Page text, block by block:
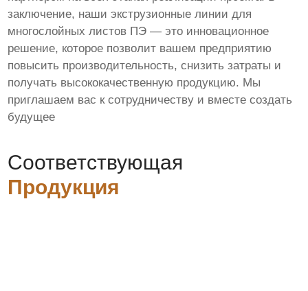
заключение, наши экструзионные линии для
многослойных листов ПЭ — это инновационное
решение, которое позволит вашем предприятию
повысить производительность, снизить затраты и
получать высококачественную продукцию. Мы
приглашаем вас к сотрудничеству и вместе создать
будущее
Соответствующая
Продукция